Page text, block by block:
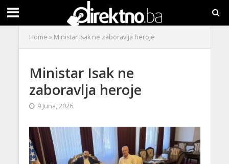
Home » Ministar Isak ne zaboravlja heroje
Ministar Isak ne
zaboravlja heroje
9 Juna, 2026